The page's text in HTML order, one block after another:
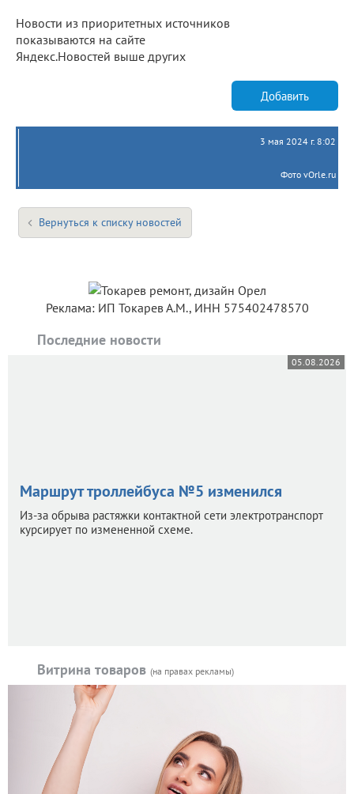
Новости из приоритетных источников
показываются на сайте
Яндекс.Новостей выше других
Добавить
3 мая 2024 г. 8:02
Фото vOrle.ru
Вернуться к списку новостей
Реклама: ИП Токарев А.М., ИНН 575402478570
Последние новости
05.08.2026
Маршрут троллейбуса №5 изменился
Из-за обрыва растяжки контактной сети электротранспорт
курсирует по измененной схеме.
Витрина товаров (на правах рекламы)